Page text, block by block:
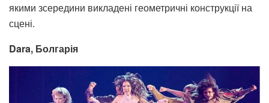
якими зсередини викладені геометричні конструкції на
сцені.
Dara, Болгарія